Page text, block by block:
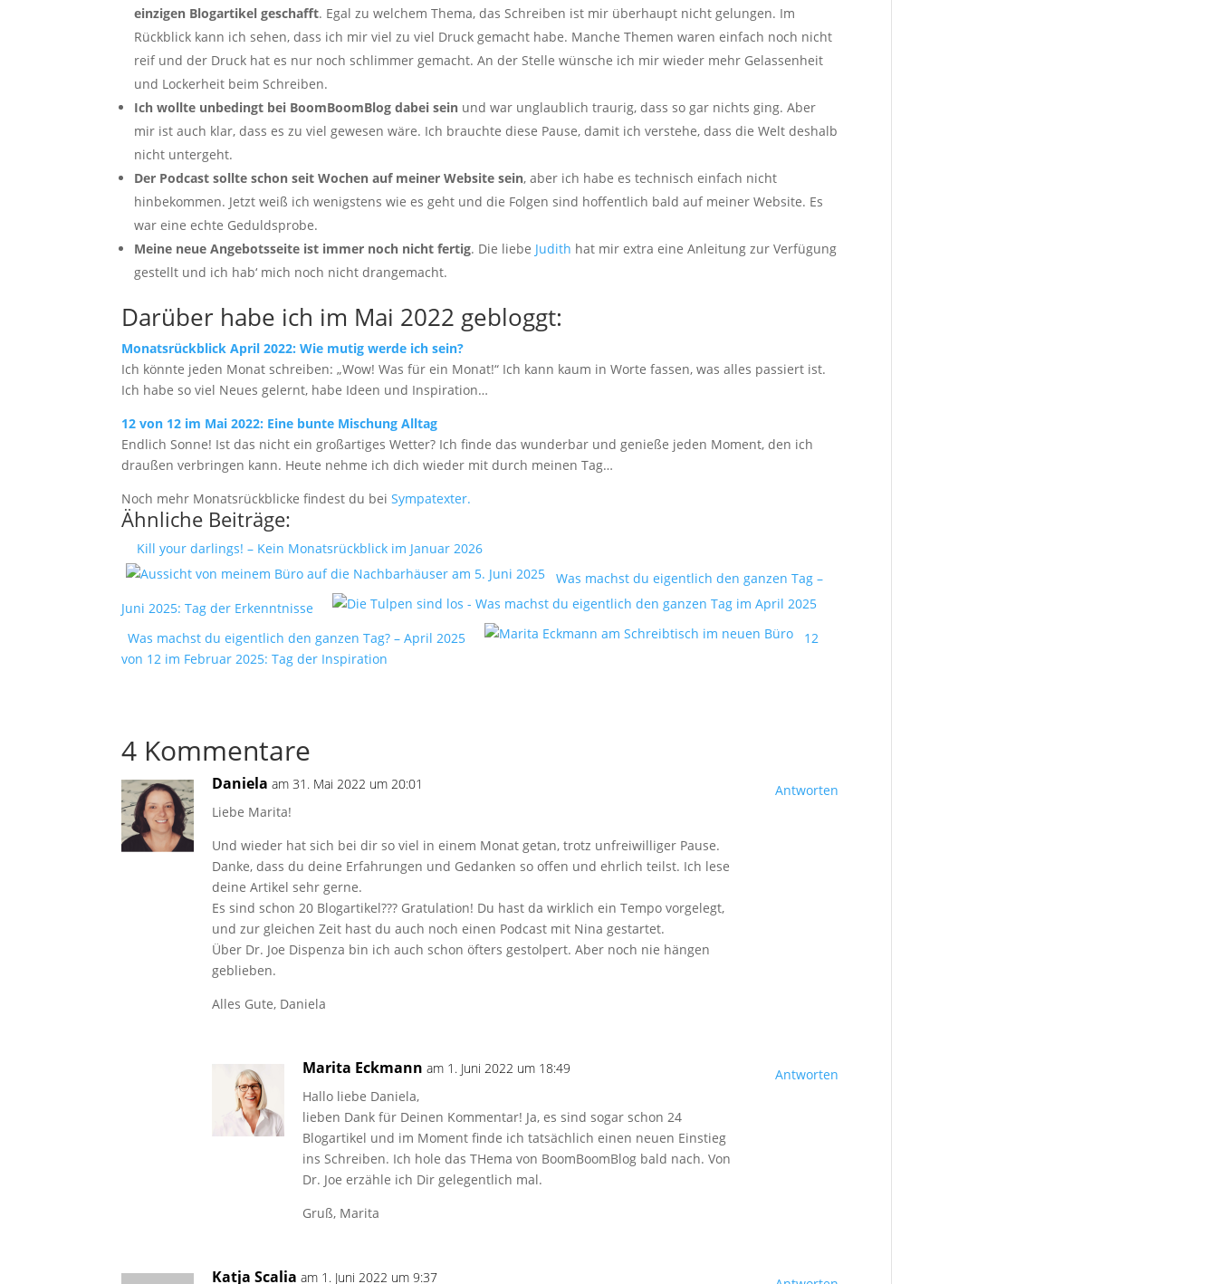
einzigen Blogartikel geschafft. Egal zu welchem Thema, das Schreiben ist mir überhaupt nicht gelungen. Im
Rückblick kann ich sehen, dass ich mir viel zu viel Druck gemacht habe. Manche Themen waren einfach noch nicht
reif und der Druck hat es nur noch schlimmer gemacht. An der Stelle wünsche ich mir wieder mehr Gelassenheit
und Lockerheit beim Schreiben.
Ich wollte unbedingt bei BoomBoomBlog dabei sein und war unglaublich traurig, dass so gar nichts ging. Aber
mir ist auch klar, dass es zu viel gewesen wäre. Ich brauchte diese Pause, damit ich verstehe, dass die Welt deshalb
nicht untergeht.
Der Podcast sollte schon seit Wochen auf meiner Website sein, aber ich habe es technisch einfach nicht
hinbekommen. Jetzt weiß ich wenigstens wie es geht und die Folgen sind hoffentlich bald auf meiner Website. Es
war eine echte Geduldsprobe.
Meine neue Angebotsseite ist immer noch nicht fertig. Die liebe Judith hat mir extra eine Anleitung zur Verfügung
gestellt und ich hab‘ mich noch nicht drangemacht.
Darüber habe ich im Mai 2022 gebloggt:
Monatsrückblick April 2022: Wie mutig werde ich sein?
Ich könnte jeden Monat schreiben: „Wow! Was für ein Monat!“ Ich kann kaum in Worte fassen, was alles passiert ist.
Ich habe so viel Neues gelernt, habe Ideen und Inspiration…
12 von 12 im Mai 2022: Eine bunte Mischung Alltag
Endlich Sonne! Ist das nicht ein großartiges Wetter? Ich finde das wunderbar und genieße jeden Moment, den ich
draußen verbringen kann. Heute nehme ich dich wieder mit durch meinen Tag…
Noch mehr Monatsrückblicke findest du beiSympatexter.
Ähnliche Beiträge:
Kill your darlings! – Kein Monatsrückblick im Januar 2026
Was machst du eigentlich den ganzen Tag –
Juni 2025: Tag der Erkenntnisse
Was machst du eigentlich den ganzen Tag? – April 2025
12
von 12 im Februar 2025: Tag der Inspiration
4 Kommentare
Daniela am 31. Mai 2022 um 20:01
Liebe Marita!
Und wieder hat sich bei dir so viel in einem Monat getan, trotz unfreiwilliger Pause.
Danke, dass du deine Erfahrungen und Gedanken so offen und ehrlich teilst. Ich lese
deine Artikel sehr gerne.
Es sind schon 20 Blogartikel??? Gratulation! Du hast da wirklich ein Tempo vorgelegt,
und zur gleichen Zeit hast du auch noch einen Podcast mit Nina gestartet.
Über Dr. Joe Dispenza bin ich auch schon öfters gestolpert. Aber noch nie hängen
geblieben.
Alles Gute, Daniela
Antworten
Marita Eckmann am 1. Juni 2022 um 18:49
Hallo liebe Daniela,
lieben Dank für Deinen Kommentar! Ja, es sind sogar schon 24
Blogartikel und im Moment finde ich tatsächlich einen neuen Einstieg
ins Schreiben. Ich hole das THema von BoomBoomBlog bald nach. Von
Dr. Joe erzähle ich Dir gelegentlich mal.
Gruß, Marita
Antworten
Katja Scalia am 1. Juni 2022 um 9:37